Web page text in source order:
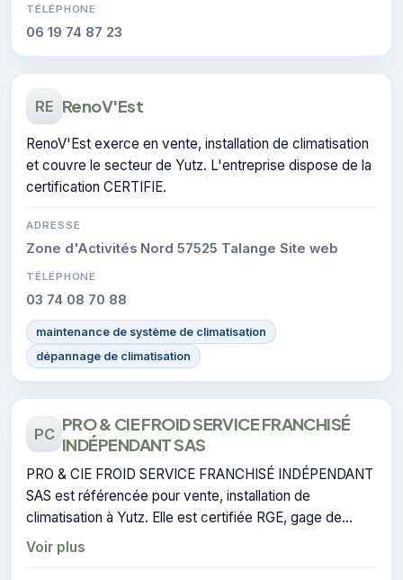
TÉLÉPHONE
06 19 74 87 23
RE RenoV'Est
RenoV'Est exerce en vente, installation de climatisation
et couvre le secteur de Yutz. L'entreprise dispose de la
certification CERTIFIE.
ADRESSE
Zone d'Activités Nord 57525 Talange Site web
TÉLÉPHONE
03 74 08 70 88
maintenance de système de climatisation
dépannage de climatisation
PC PRO & CIE FROID SERVICE FRANCHISÉ
INDÉPENDANT SAS
PRO & CIE FROID SERVICE FRANCHISÉ INDÉPENDANT
SAS est référencée pour vente, installation de
climatisation à Yutz. Elle est certifiée RGE, gage de
conformité sur les interventions réalisées.
Voir plus